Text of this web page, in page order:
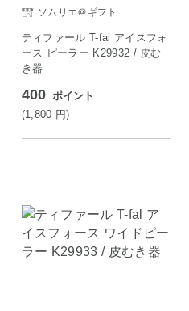
ソムリエ＠ギフト
ティファール T-fal アイスフォ
ース ピーラー K29932 / 皮む
き器
400 ポイント
(1,800 円)